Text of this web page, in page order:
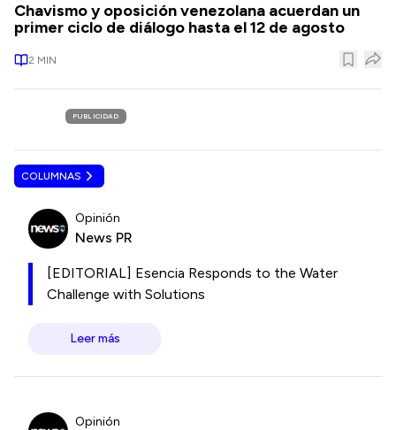
Chavismo y oposición venezolana acuerdan un
primer ciclo de diálogo hasta el 12 de agosto
2 MIN
PUBLICIDAD
COLUMNAS
Opinión
News PR
[EDITORIAL] Esencia Responds to the Water
Challenge with Solutions
Leer más
Opinión